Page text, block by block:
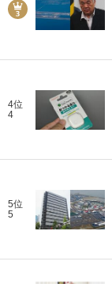
4位
4
5位
5